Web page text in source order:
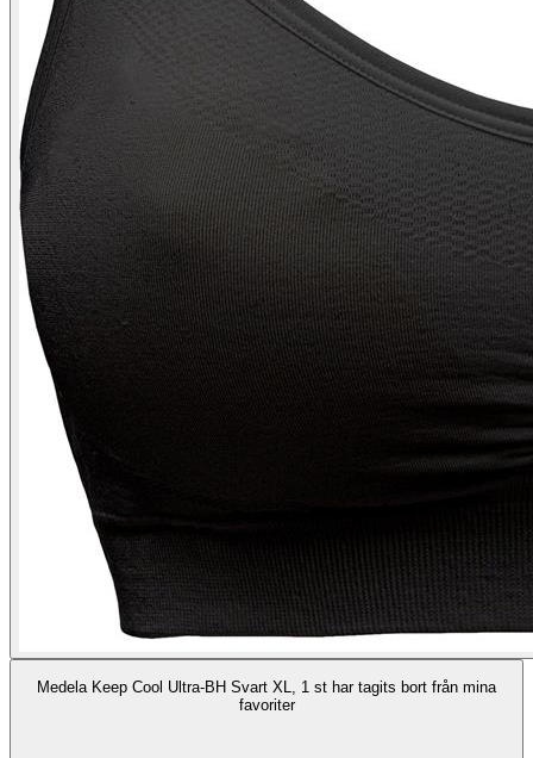
Medela Keep Cool Ultra-BH Svart XL, 1 st har tagits bort från mina
favoriter